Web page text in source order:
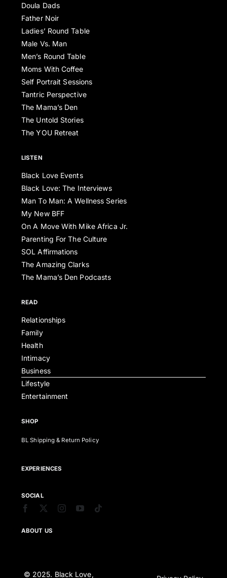
Doula Dads
Father Noir
Ladies’ Round Table
Male Vs. Man
Men’s Round Table
Moms With Coffee
Self Portrait Sessions
Tantric Perspective
The Mama’s Den
The Untold Stories
The YOU Retreat
LISTEN
Black Love Events
Black Love: The Interviews
Man To Man: A Wellness Series
My New BFF
On A Move With Mike Africa Jr.
Parenting For The Culture
SOL Affirmations
The Amazing Clarks
The Mama’s Den Podcasts
READ
Relationships
Family
Health
Intimacy
Business
Lifestyle
Entertainment
SHOP
BL Shipping & Return Policy
EXPERIENCES
SOCIAL
ABOUT US
© 2025. Black Love,